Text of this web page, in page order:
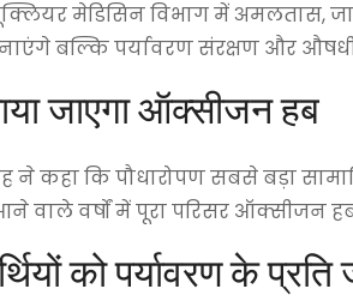
मेडिसिन विभाग में अमलतास,
बल्कि पर्यावरण संरक्षण और
जाएगा ऑक्सीजन हब
ने कहा कि पौधारोपण सबसे बड़ा
वाले वर्षों में पूरा परिसर ऑक्सीजन
को पर्यावरण के